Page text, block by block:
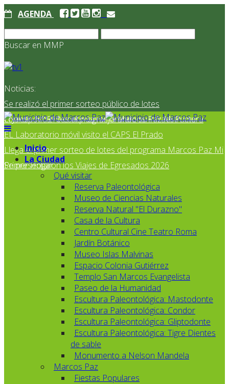
AGENDA
Buscar en MMP
Noticias:
Se realizó el primer sorteo público de lotes
correspondientes al programa Marcos Paz Mi Primer
El Jardín N° 910 continúa mejorando su infraestructura
EL Laboratorio móvil visito el CAPS El Prado
Llega el primer sorteo de lotes del programa Marcos Paz Mi
Primer Hogar
Se presentaron los Viajes de Egresados 2026
Inicio
La Ciudad
Qué visitar
Reserva Paleontológica
Museo de Ciencias Naturales
Reserva Natural "El Durazno"
Casa de la Cultura
Centro Cultural Cine Teatro Roma
Jardín Botánico
Museo Islas Malvinas
Espacio Colonia Gutiérrez
Templo San Marcos Evangelista
Paseo de la Humanidad
Escultura Paleontológica: Mastodonte
Escultura Paleontológica: Condor
Escultura Paleontológica: Gliptodonte
Escultura Paleontológica: Tigre Dientes
de sable
Monumento a Nelson Mandela
Marcos Paz
Fiestas Populares